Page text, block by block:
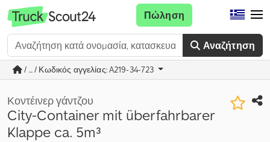
Αναζήτηση
Πώληση
/ ... / Κωδικός αγγελίας: A219-34-723
Κοντέινερ γάντζου
City-Container mit überfahrbarer
Klappe ca. 5m³